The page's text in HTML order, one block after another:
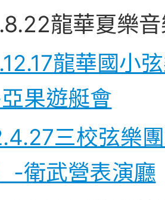
龍華夏樂
龍華國小
果遊艇會
三校弦樂
-衛武營表演廳